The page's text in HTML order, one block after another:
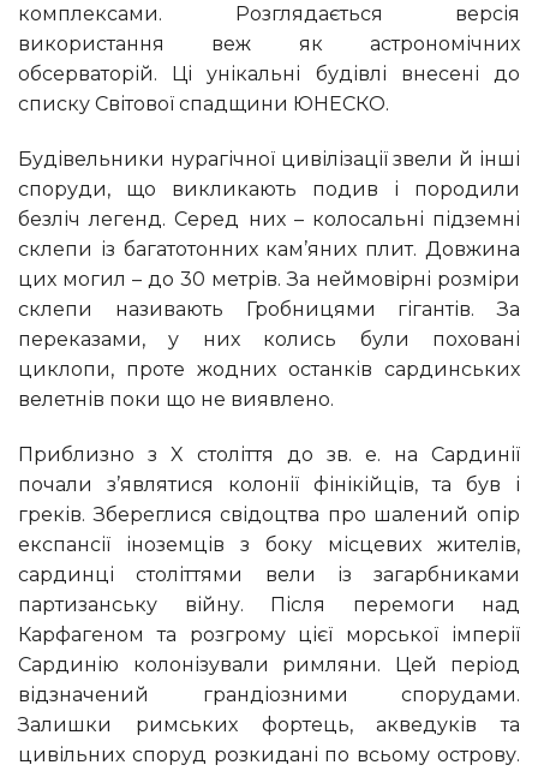
комплексами. Розглядається версія
використання веж як астрономічних
обсерваторій. Ці унікальні будівлі внесені до
списку Світової спадщини ЮНЕСКО.
Будівельники нурагічної цивілізації звели й інші
споруди, що викликають подив і породили
безліч легенд. Серед них – колосальні підземні
склепи із багатотонних кам’яних плит. Довжина
цих могил – до 30 метрів. За неймовірні розміри
склепи називають Гробницями гігантів. За
переказами, у них колись були поховані
циклопи, проте жодних останків сардинських
велетнів поки що не виявлено.
Приблизно з X століття до зв. е. на Сардинії
почали з’являтися колонії фінікійців, та був і
греків. Збереглися свідоцтва про шалений опір
експансії іноземців з боку місцевих жителів,
сардинці століттями вели із загарбниками
партизанську війну. Після перемоги над
Карфагеном та розгрому цієї морської імперії
Сардинію колонізували римляни. Цей період
відзначений грандіозними спорудами.
Залишки римських фортець, акведуків та
цивільних споруд розкидані по всьому острову.